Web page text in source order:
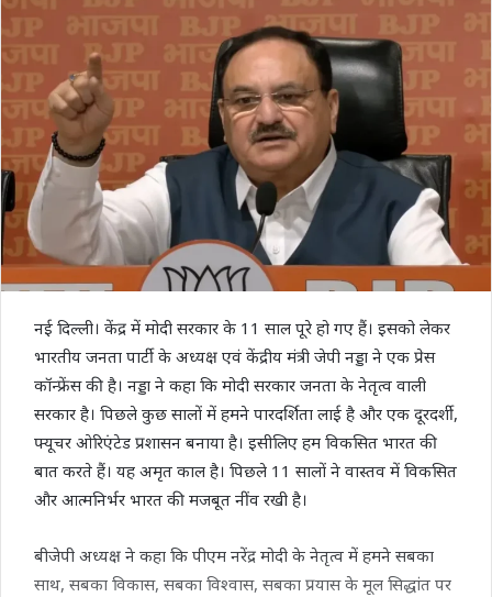
email
नई दिल्ली। केंद्र में मोदी सरकार के 11 साल पूरे हो गए हैं। इसको लेकर
भारतीय जनता पार्टी के अध्यक्ष एवं केंद्रीय मंत्री जेपी नड्डा ने एक प्रेस
कॉन्फ्रेंस की है। नड्डा ने कहा कि मोदी सरकार जनता के नेतृत्व वाली
सरकार है। पिछले कुछ सालों में हमने पारदर्शिता लाई है और एक दूरदर्शी,
फ्यूचर ओरिएंटेड प्रशासन बनाया है। इसीलिए हम विकसित भारत की
बात करते हैं। यह अमृत काल है। पिछले 11 सालों ने वास्तव में विकसित
और आत्मनिर्भर भारत की मजबूत नींव रखी है।
बीजेपी अध्यक्ष ने कहा कि पीएम नरेंद्र मोदी के नेतृत्व में हमने सबका
साथ, सबका विकास, सबका विश्वास, सबका प्रयास के मूल सिद्धांत पर